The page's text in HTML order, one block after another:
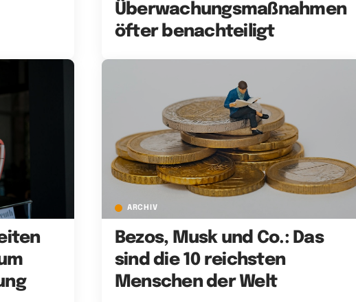
Überwachungsmaßnahmen
öfter benachteiligt
ARCHIV
Bezos, Musk und Co.: Das
sind die 10 reichsten
Menschen der Welt